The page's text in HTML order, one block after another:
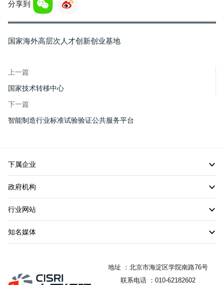
分享到
国家海外高层次人才创新创业基地
上一篇
国家技术转移中心
下一篇
智能制造行业标准试验验证公共服务平台
下属企业
政府机构
行业网站
知名媒体
地址 ：北京市海淀区学院南路76号
联系电话 ：010-62182602